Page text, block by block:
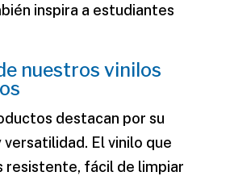
inspira a estudiantes
nuestros vinilos
destacan por su
versatilidad. Elvinilo que
resistente, fácil de limpiar